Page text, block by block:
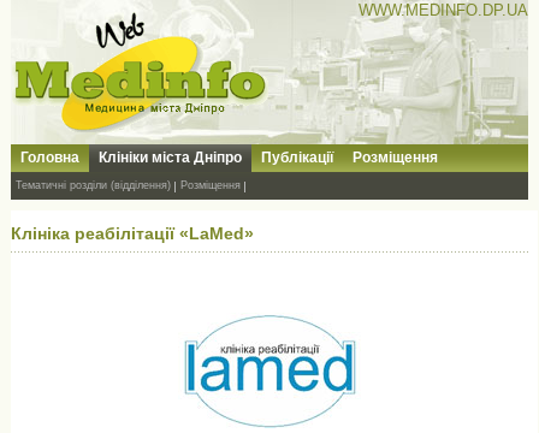
WWW.MEDINFO.DP.UA
Головна Клініки міста Дніпро Публікації Розміщення
Тематичні розділи (відділення) Розміщення
Клініка реабілітації «LaMed»